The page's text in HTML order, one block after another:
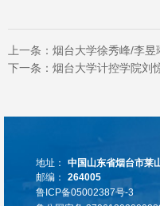
上一条： 烟台大学徐秀峰/李
下一条： 烟台大学计控学院刘
地址：
中国山东省烟台市莱
邮编：
264005
鲁ICP备05002387号-3